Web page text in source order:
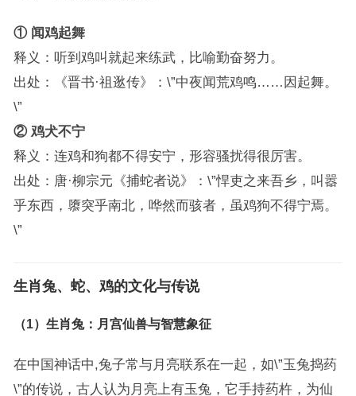
① 闻鸡起舞
释义：听到鸡叫就起来练武，比喻勤奋努力。
出处：《晋书·祖逖传》：\”中夜闻荒鸡鸣……因起舞。
\”
② 鸡犬不宁
释义：连鸡和狗都不得安宁，形容骚扰得很厉害。
出处：唐·柳宗元《捕蛇者说》：\”悍吏之来吾乡，叫嚣
乎东西，隳突乎南北，哗然而骇者，虽鸡狗不得宁焉。
\”
生肖兔、蛇、鸡的文化与传说
（1）生肖兔：月宫仙兽与智慧象征
在中国神话中,兔子常与月亮联系在一起，如\”玉兔捣药
\”的传说，古人认为月亮上有玉兔，它手持药杵，为仙